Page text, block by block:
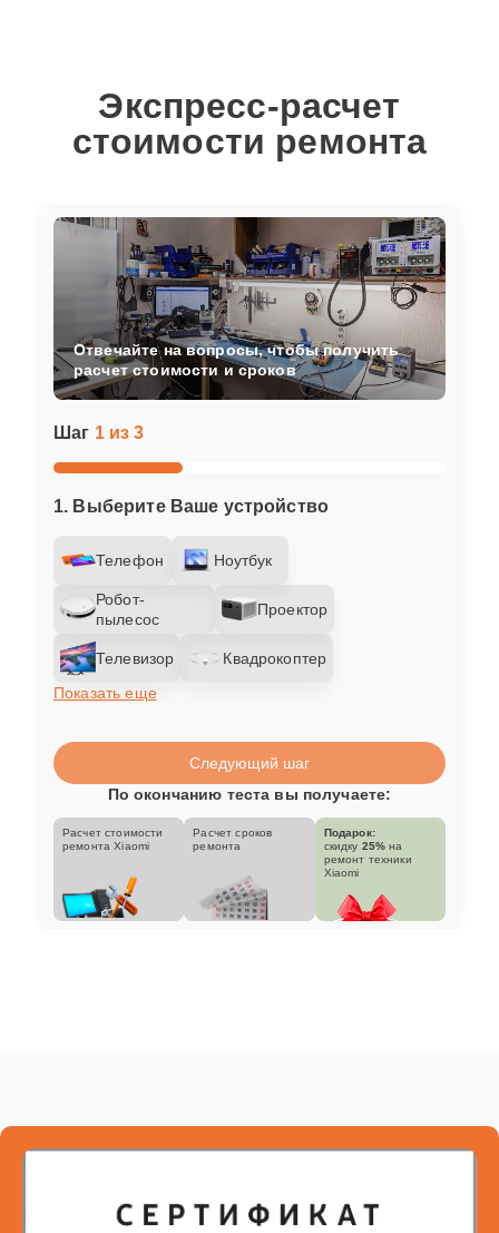
Экспресс-расчет
стоимости ремонта
Шаг 1 из 3
1. Выберите Ваше устройство
Телефон Ноутбук
Робот-
пылесос
Проектор
Телевизор
Квадрокоптер
Показать еще
Отвечайте на вопросы, чтобы получить
расчет стоимости и сроков
Следующий шаг
По окончанию теста вы получаете:
Расчет стоимости
ремонта Xiaomi
Расчет сроков
ремонта
Подарок:
скидку 25% на
ремонт техники
Xiaomi